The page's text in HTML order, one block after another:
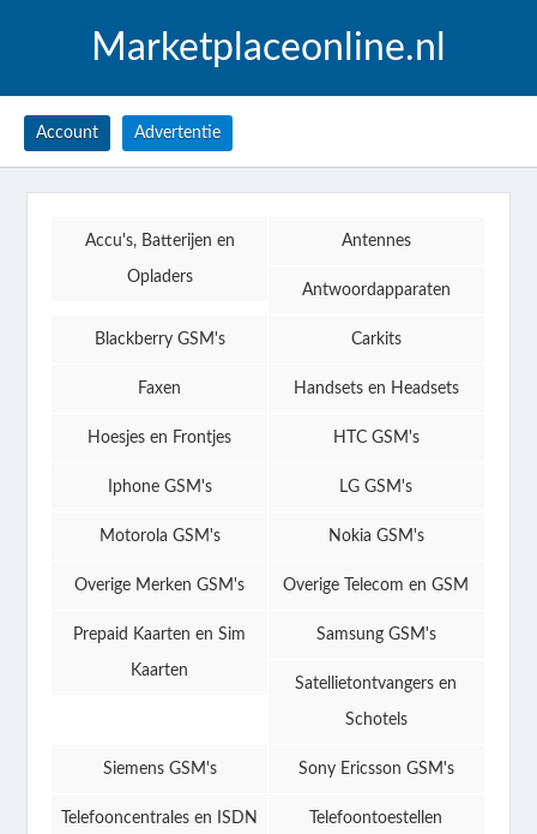
Marketplaceonline.nl
Account Advertentie
Accu's, Batterijen en
Opladers
Antennes
Antwoordapparaten
Blackberry GSM's Carkits
Faxen Handsets en Headsets
Hoesjes en Frontjes HTC GSM's
Iphone GSM's LG GSM's
Motorola GSM's Nokia GSM's
Overige Merken GSM's Overige Telecom en GSM
Prepaid Kaarten en Sim
Kaarten
Samsung GSM's
Satellietontvangers en
Schotels
Siemens GSM's Sony Ericsson GSM's
Telefooncentrales en ISDN Telefoontoestellen